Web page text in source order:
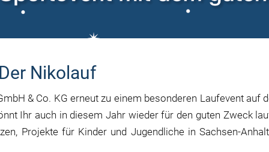
Nikolauf
& Co. KG erneut zu einem besonderen Laufevent auf
Ihr auch in diesem Jahr wieder für den guten Zweck
Projekte für Kinder und Jugendliche in Sachsen-